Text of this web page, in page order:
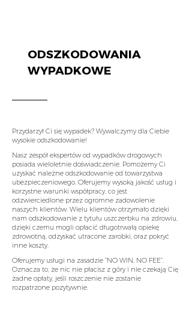
ODSZKODOWANIA
WYPADKOWE
Przydarzył Ci się wypadek? Wywalczymy dla Ciebie
wysokie odszkodowanie!
Nasz zespół ekspertów od wypadków drogowych
posiada wieloletnie doświadczenie. Pomożemy Ci
uzyskać należne odszkodowanie od towarzystwa
ubezpieczeniowego. Oferujemy wysoką jakość usług i
korzystne warunki współpracy, co jest
odzwierciedlone przez ogromne zadowolenie
naszych klientów. Wielu klientów otrzymało dzięki
nam odszkodowanie z tytułu uszczerbku na zdrowiu,
dzięki czemu mogli opłacić długotrwałą opiekę
zdrowotną, odzyskać utracone zarobki, oraz pokryć
inne koszty.
Oferujemy usługi na zasadzie “NO WIN, NO FEE”.
Oznacza to, że nic nie płacisz z góry i nie czekają Cię
żadne opłaty, jeśli roszczenie nie zostanie
rozpatrzone pozytywnie.